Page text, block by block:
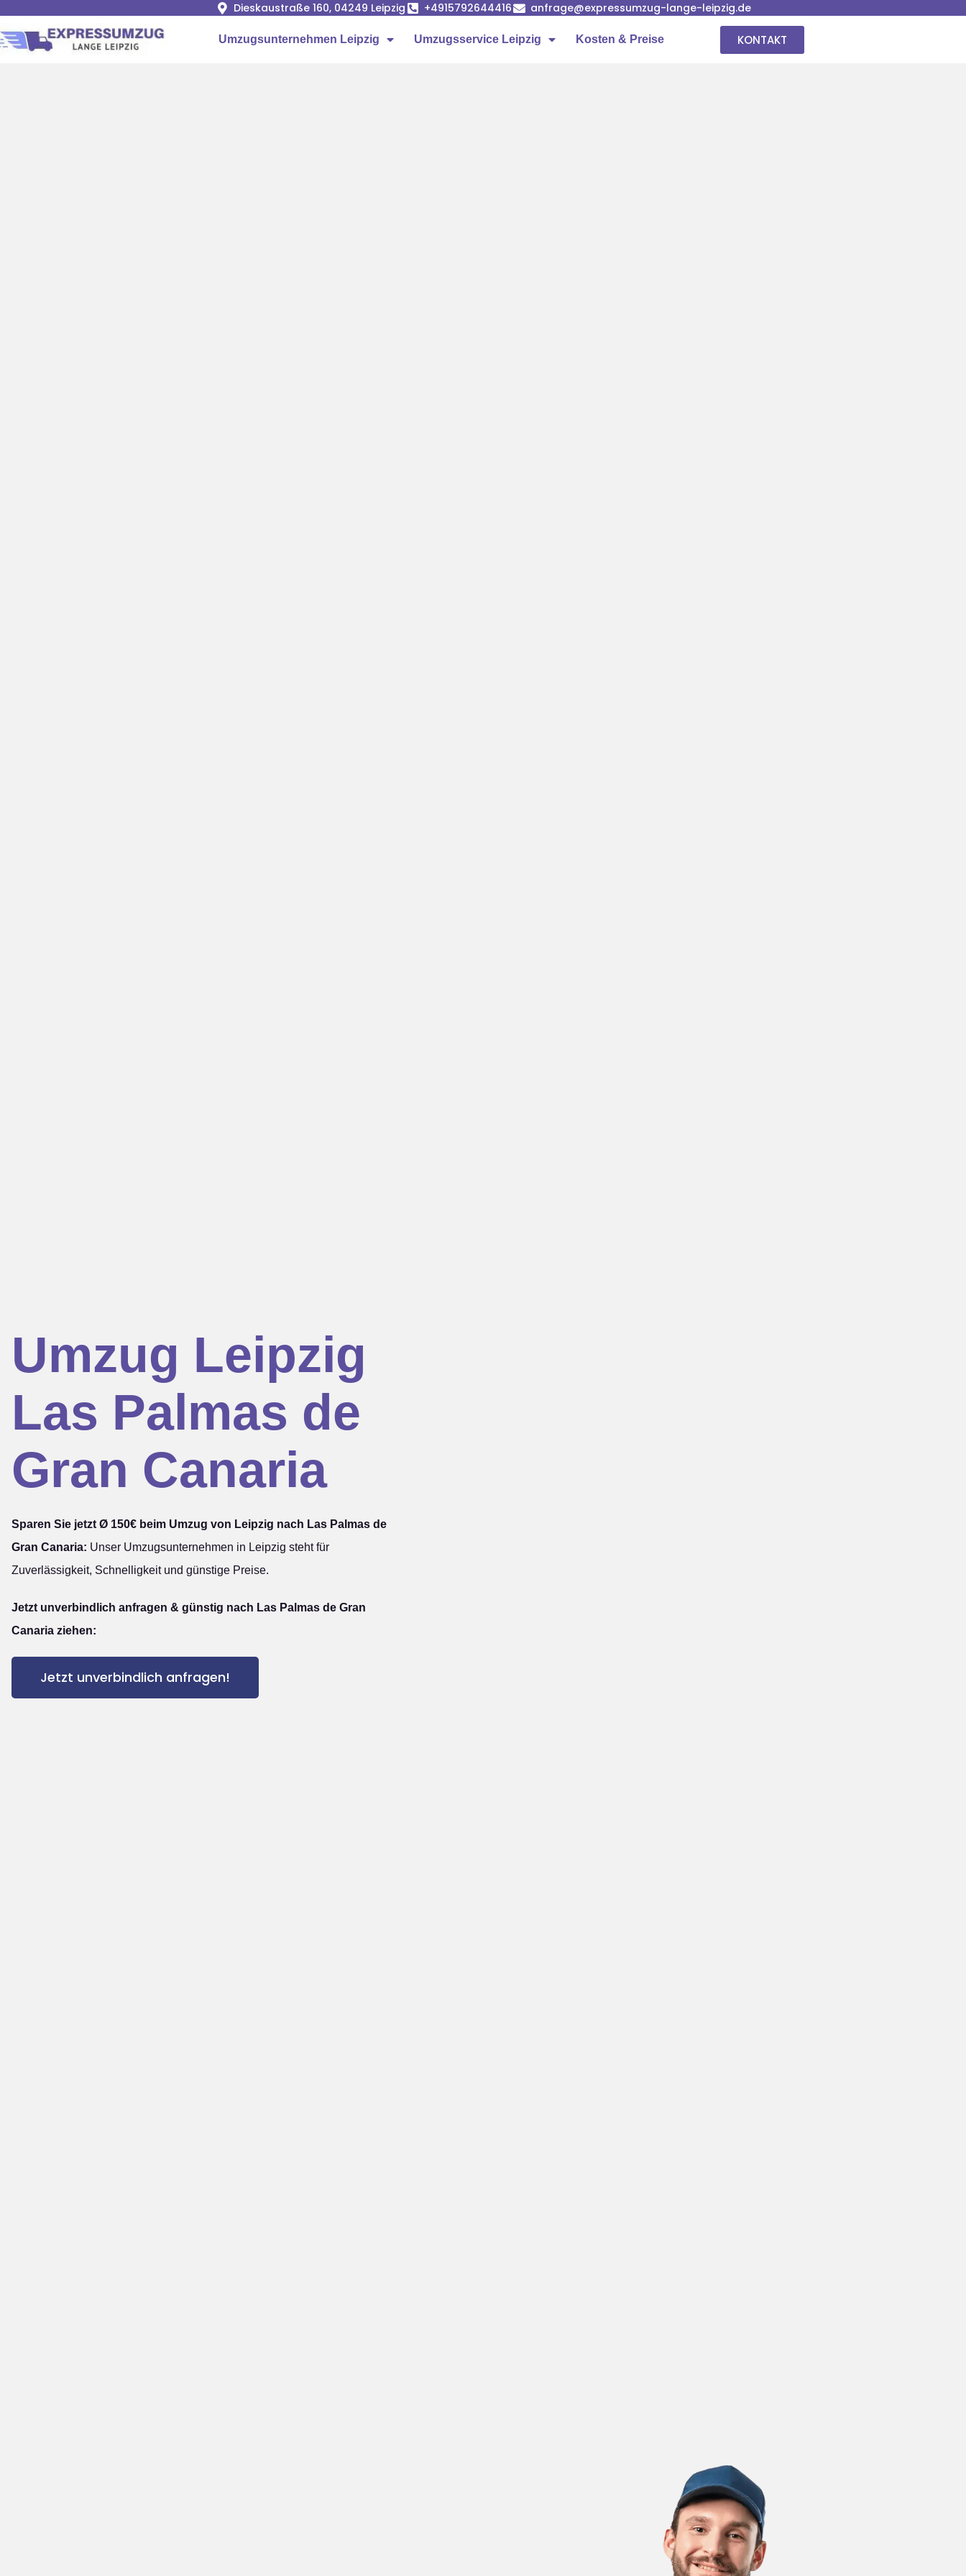
Dieskaustraße 160, 04249 Leipzig +4915792644416 anfrage@expressumzug-lange-leipzig.de
Umzugsunternehmen Leipzig Umzugsservice Leipzig Kosten & Preise KONTAKT
Umzug Leipzig
Las Palmas de
Gran Canaria
Sparen Sie jetzt Ø 150€ beim Umzug von Leipzig nach Las Palmas de
Gran Canaria: Unser Umzugsunternehmen in Leipzig steht für
Zuverlässigkeit, Schnelligkeit und günstige Preise.
Jetzt unverbindlich anfragen & günstig nach Las Palmas de Gran
Canaria ziehen:
Jetzt unverbindlich anfragen!